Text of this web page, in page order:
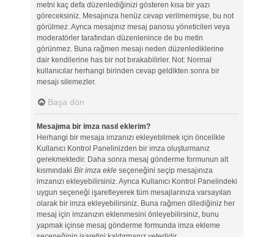
metni kaç defa düzenlediğinizi gösteren kısa bir yazı
göreceksiniz. Mesajınıza henüz cevap verilmemişse, bu not
görülmez. Ayrıca mesajınız mesaj panosu yöneticileri veya
moderatörler tarafından düzenlenince de bu metin
görünmez. Buna rağmen mesajı neden düzenlediklerine
dair kendilerine has bir not bırakabilirler. Not: Normal
kullanıcılar herhangi birinden cevap geldikten sonra bir
mesajı silemezler.
Başa dön
Mesajıma bir imza nasıl eklerim?
Herhangi bir mesaja imzanızı ekleyebilmek için öncelikle
Kullanıcı Kontrol Panelinizden bir imza oluşturmanız
gerekmektedir. Daha sonra mesaj gönderme formunun alt
kısmındaki Bir imza ekleseçeneğini seçip mesajınıza
imzanızı ekleyebilirsiniz. Ayrıca Kullanıcı Kontrol Panelindeki
uygun seçeneği işaretleyerek tüm mesajlarınıza varsayılan
olarak bir imza ekleyebilirsiniz. Buna rağmen dilediğiniz her
mesaj için imzanızın eklenmesini önleyebilirsiniz, bunu
yapmak içinse mesaj gönderme formunda imza ekleme